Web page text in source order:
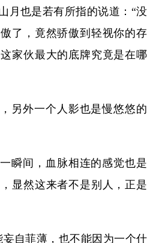
月也是若有所指的说道：“没
了，竟然骄傲到轻视你的存
家伙最大的底牌究竟是在哪
另外一个人影也是慢悠悠的
瞬间，血脉相连的感觉也是
显然这来者不是别人，正是
妄自菲薄，也不能因为一个什